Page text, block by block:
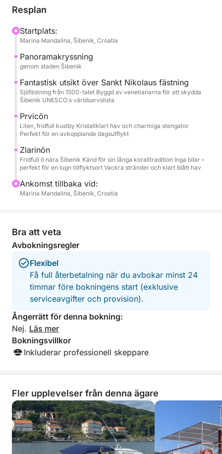
full av medelhavskaraktär och charm. Rymlig och
sig, sola, prata eller bara titta på kustlinjen som
glider förbi. Avgång sker vanligtvis från Šibenik,
men startpunkten och tiden är flexibla – det här är
din dag.
När båten lämnar hamnen kryssar du förbi Šibeniks
historiska silhuett och den imponerande fästningen
Sankt Nikolaus. Därifrån kallar öarna. Du kan stanna
till i Prvić eller Zlarin för en lugn promenad, en kaffe
vid havet eller helt enkelt njuta av den avslappnade
ö-atmosfären. Senare kastas ankaret i en fridfull vik
där vattnet är klart, lugnt och inbjudande – perfekt
för simning, snorkling eller bara för att flyta i solen.
Ombord hittar du allt du behöver för komfort:
Inget strikt schema. Ingen brådska.
Bara en avslappnad dag till sjöss, helt utformad
kring dig.
Resplan
Startplats:
Marina Mandalina, Šibenik, Croatia
Panoramakryssning
genom staden Šibenik
Fantastisk utsikt över Sankt Nikolaus fästning
Sjöfästning från 1500-talet Byggd av venetianarna för att skydda
Šibenik UNESCO:s världsarvslista
Prvicön
Liten, fridfull kustby Kristallklart hav och charmiga stengator
Perfekt för en avkopplande dagsutflykt
Zlarinön
Fridfull ö nära Šibenik Känd för sin långa koralltradition Inga bilar –
perfekt för en lugn tillflyktsort Vackra stränder och klart blått hav
Ankomst tillbaka vid:
Marina Mandalina, Šibenik, Croatia
Bra att veta
Avbokningsregler
Flexibel
Få full återbetalning när du avbokar minst 24
timmar före bokningens start (exklusive
serviceavgifter och provision).
Ångerrätt för denna bokning:
Nej. Läs mer
Bokningsvillkor
Inkluderar professionell skeppare
Fler upplevelser från denna ägare